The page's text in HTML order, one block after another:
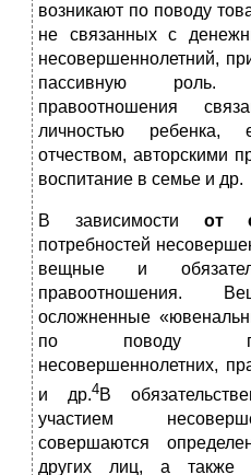
возникают по поводу
не связанных с
несовершеннолетний,
пассивную роль.
правоотношения
личностью ребенка,
отчеством, авторскими
воспитание в семье и др.
В зависимости от
потребностей
вещные и
правоотношения.
осложненные
по поводу
несовершеннолетних,
и др.4В
участием
совершаются
других лиц, а также